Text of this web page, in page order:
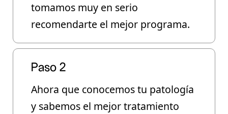
tomamos muy en serio
recomendarte el mejor programa.
Paso 2
Ahora que conocemos tu patología
y sabemos el mejor tratamiento